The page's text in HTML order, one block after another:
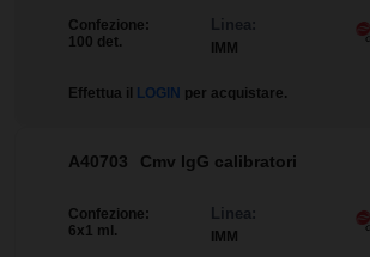
Confezione:
100 det.
Linea:
IMM
Effettua il LOGIN per acquistare.
A40703 Cmv IgG calibratori
Confezione:
6x1 ml.
Linea:
IMM